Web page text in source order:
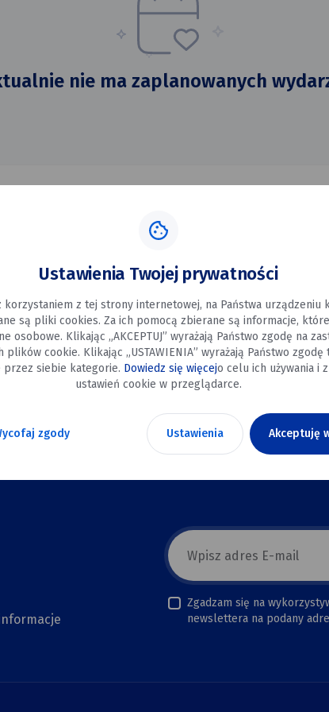
nie ma zaplanowanych
E-
mail
newsletter
Zgadzam się na
newslettera na podany
Ustawienia Twojej prywatności
korzystaniem z tej strony internetowej, na Państwa urządzeniu
są pliki cookies. Za ich pomocą zbierane są informacje,
osobowe. Klikając „AKCEPTUJ” wyrażają Państwo zgodę na
plików cookie. Klikając „USTAWIENIA” wyrażają Państwo
przez siebie kategorie. Dowiedz się więcejo celu ich używania i
ustawień cookie w przeglądarce.
zgody Ustawienia Akceptuję